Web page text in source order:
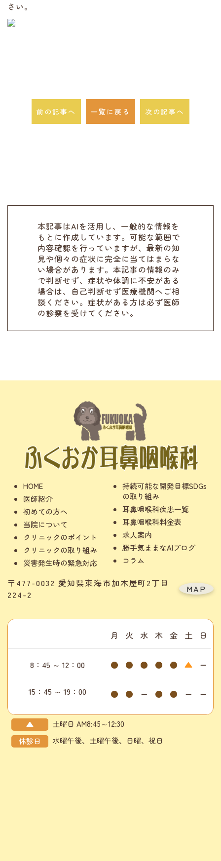
さい。
前の記事へ 一覧に戻る 次の記事へ
本記事はAIを活用し、一般的な情報を
もとに作成しています。可能な範囲で
内容確認を行っていますが、最新の知
見や個々の症状に完全に当てはまらな
い場合があります。本記事の情報のみ
で判断せず、症状や体調に不安がある
場合は、自己判断せず医療機関へご相
談ください。症状がある方は必ず医師
の診察を受けてください。
HOME
医師紹介
初めての方へ
当院について
クリニックのポイント
クリニックの取り組み
災害発生時の緊急対応
持続可能な開発目標SDGs
の取り組み
耳鼻咽喉科疾患一覧
耳鼻咽喉科料金表
求人案内
勝手気ままなAIブログ
コラム
〒477-0032 愛知県東海市加木屋町2丁目
224-2
MAP
月 火 水 木 金 土 日
8：45 ～ 12：00 ● ● ● ● ● ▲ ー
15：45 ～ 19：00 ● ● ー ● ● ー ー
▲
土曜日 AM8:45～12:30
休診日
水曜午後、土曜午後、日曜、祝日